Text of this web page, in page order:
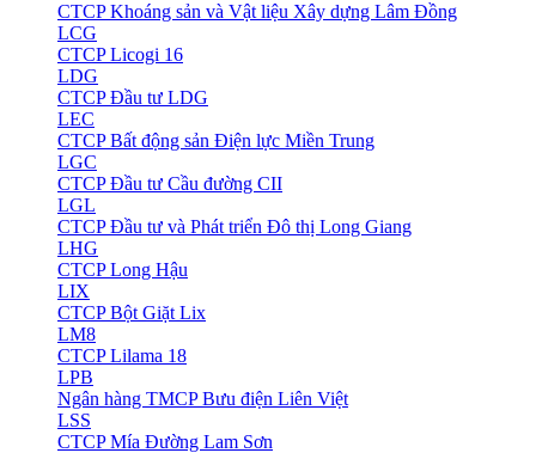
CTCP Khoáng sản và Vật liệu Xây dựng Lâm Đồng
LCG
CTCP Licogi 16
LDG
CTCP Đầu tư LDG
LEC
CTCP Bất động sản Điện lực Miền Trung
LGC
CTCP Đầu tư Cầu đường CII
LGL
CTCP Đầu tư và Phát triển Đô thị Long Giang
LHG
CTCP Long Hậu
LIX
CTCP Bột Giặt Lix
LM8
CTCP Lilama 18
LPB
Ngân hàng TMCP Bưu điện Liên Việt
LSS
CTCP Mía Đường Lam Sơn